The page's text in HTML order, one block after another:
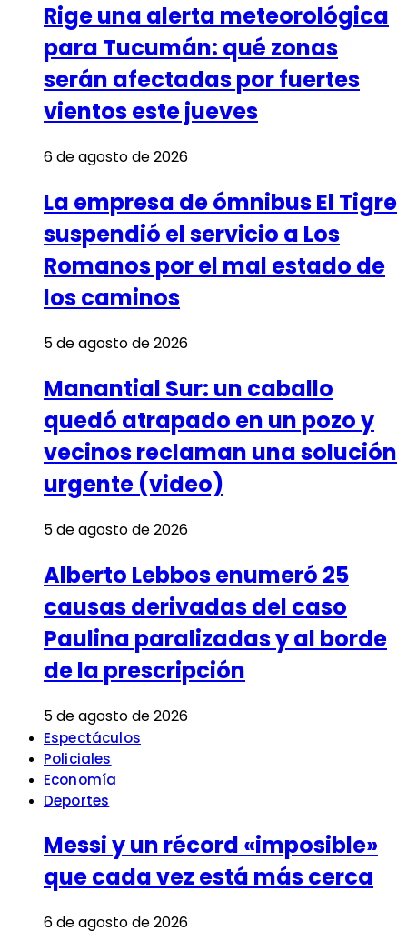
Rige una alerta meteorológica
para Tucumán: qué zonas
serán afectadas por fuertes
vientos este jueves
6 de agosto de 2026
La empresa de ómnibus El Tigre
suspendió el servicio a Los
Romanos por el mal estado de
los caminos
5 de agosto de 2026
Manantial Sur: un caballo
quedó atrapado en un pozo y
vecinos reclaman una solución
urgente (video)
5 de agosto de 2026
Alberto Lebbos enumeró 25
causas derivadas del caso
Paulina paralizadas y al borde
de la prescripción
5 de agosto de 2026
Espectáculos
Policiales
Economía
Deportes
Messi y un récord «imposible»
que cada vez está más cerca
6 de agosto de 2026